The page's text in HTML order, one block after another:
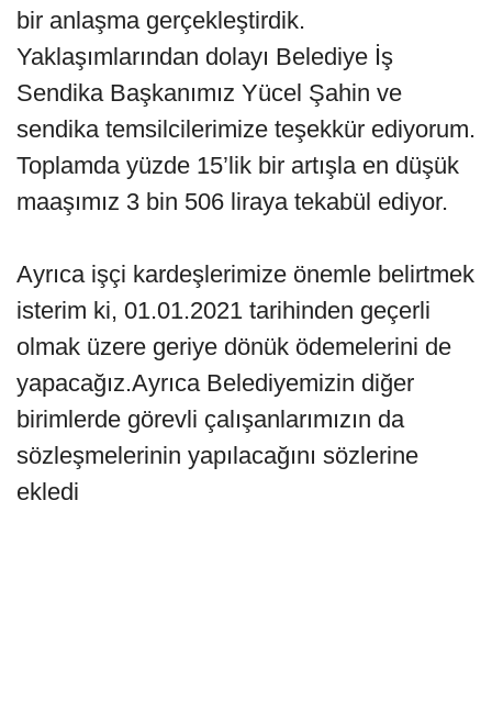
bir anlaşma gerçekleştirdik.
Yaklaşımlarından dolayı Belediye İş
Sendika Başkanımız Yücel Şahin ve
sendika temsilcilerimize teşekkür ediyorum.
Toplamda yüzde 15’lik bir artışla en düşük
maaşımız 3 bin 506 liraya tekabül ediyor.
Ayrıca işçi kardeşlerimize önemle belirtmek
isterim ki, 01.01.2021 tarihinden geçerli
olmak üzere geriye dönük ödemelerini de
yapacağız.Ayrıca Belediyemizin diğer
birimlerde görevli çalışanlarımızın da
sözleşmelerinin yapılacağını sözlerine
ekledi